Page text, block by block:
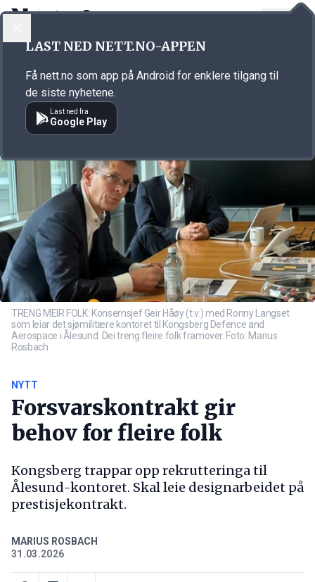
Annonsørinnhold
TRENG MEIR FOLK: Konsernsjef Geir Håøy (t.v.) med Ronny Langset
som leiar det sjømilitære kontoret til Kongsberg Defence and
Aerospace i Ålesund. Dei treng fleire folk framover. Foto: Marius
Rosbach
NYTT
Forsvarskontrakt gir
behov for fleire folk
Kongsberg trappar opp rekrutteringa til
Ålesund-kontoret. Skal leie designarbeidet på
prestisjekontrakt.
MARIUS ROSBACH
31.03.2026
LAST NED NETT.NO-APPEN
Få nett.no som app på Android for enklere tilgang til
de siste nyhetene.
Last ned fra
Google Play